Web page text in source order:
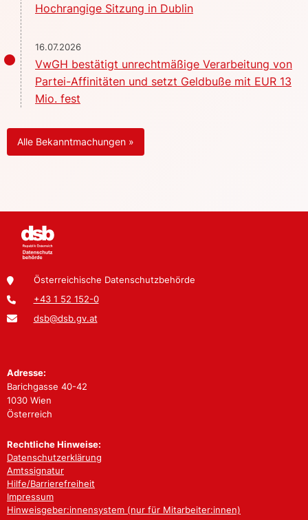
Hochrangige Sitzung in Dublin
16.07.2026
VwGH bestätigt unrechtmäßige Verarbeitung von
Partei-Affinitäten und setzt Geldbuße mit EUR 13
Mio. fest
Alle Bekanntmachungen »
Österreichische Datenschutzbehörde
+43 1 52 152-0
dsb@dsb.gv.at
Adresse:
Barichgasse 40-42
1030 Wien
Österreich
Rechtliche Hinweise:
Datenschutzerklärung
Amtssignatur
Hilfe/Barrierefreiheit
Impressum
Hinweisgeber:innensystem (nur für Mitarbeiter:innen)